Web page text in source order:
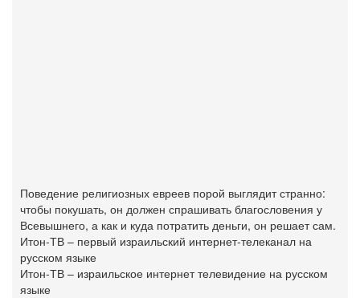
Поведение религиозных евреев порой выглядит странно:
чтобы покушать, он должен спрашивать благословения у
Всевышнего, а как и куда потратить деньги, он решает сам.
Итон-ТВ – первый израильский интернет-телеканал на
русском языке
Итон-ТВ – израильское интернет телевидение на русском
языке